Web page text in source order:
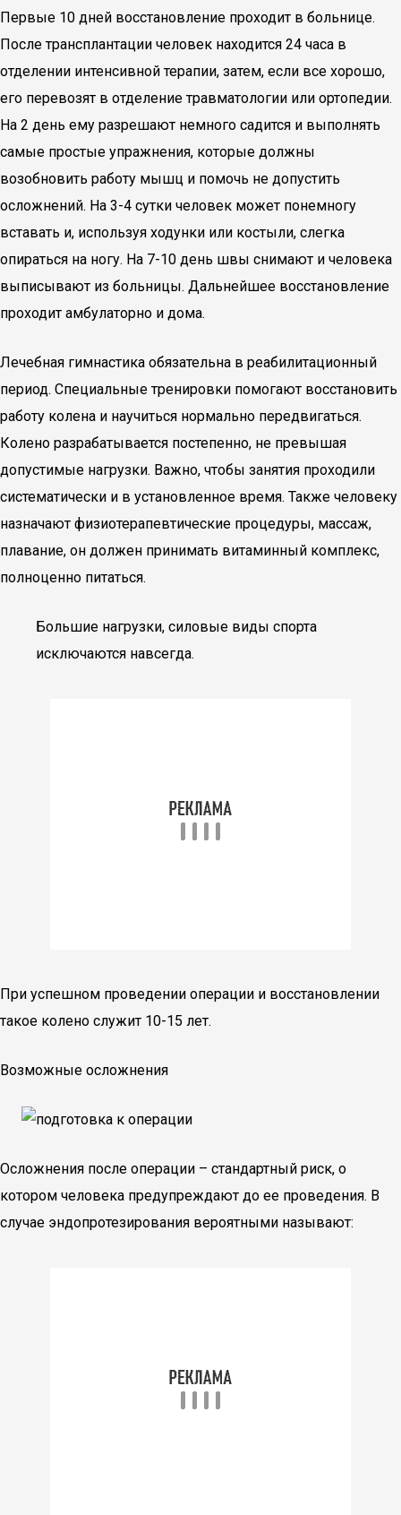
Первые 10 дней восстановление проходит в больнице.
После трансплантации человек находится 24 часа в
отделении интенсивной терапии, затем, если все хорошо,
его перевозят в отделение травматологии или ортопедии.
На 2 день ему разрешают немного садится и выполнять
самые простые упражнения, которые должны
возобновить работу мышц и помочь не допустить
осложнений. На 3-4 сутки человек может понемногу
вставать и, используя ходунки или костыли, слегка
опираться на ногу. На 7-10 день швы снимают и человека
выписывают из больницы. Дальнейшее восстановление
проходит амбулаторно и дома.
Лечебная гимнастика обязательна в реабилитационный
период. Специальные тренировки помогают восстановить
работу колена и научиться нормально передвигаться.
Колено разрабатывается постепенно, не превышая
допустимые нагрузки. Важно, чтобы занятия проходили
систематически и в установленное время. Также человеку
назначают физиотерапевтические процедуры, массаж,
плавание, он должен принимать витаминный комплекс,
полноценно питаться.
Большие нагрузки, силовые виды спорта
исключаются навсегда.
При успешном проведении операции и восстановлении
такое колено служит 10-15 лет.
Возможные осложнения
Осложнения после операции – стандартный риск, о
котором человека предупреждают до ее проведения. В
случае эндопротезирования вероятными называют: